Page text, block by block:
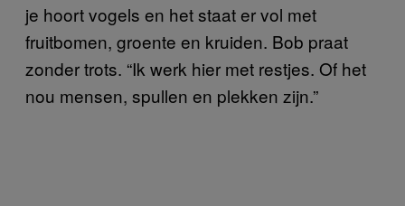
je hoort vogels en het staat er vol met
fruitbomen, groente en kruiden. Bob praat
zonder trots. “Ik werk hier met restjes. Of het
nou mensen, spullen en plekken zijn.”